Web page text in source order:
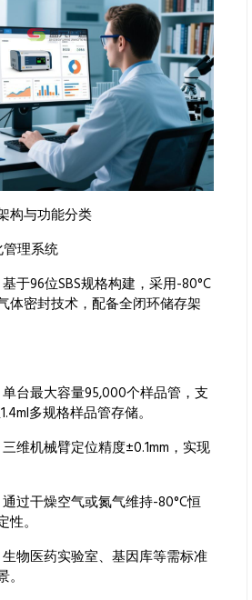
与功能分类
理系统
于96位SBS规格构建，采用-80°C
体密封技术，配备全闭环储存架
台最大容量95,000个样品管，支
多规格样品管存储。
维机械臂定位精度±0.1mm，实现
过干燥空气或氮气维持-80°C恒
。
物医药实验室、基因库等需标准